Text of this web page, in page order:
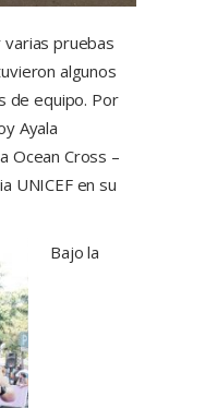
pruebas
algunos
de equipo. Por
Ayala
Ocean Cross –
UNICEF en su
Bajo la